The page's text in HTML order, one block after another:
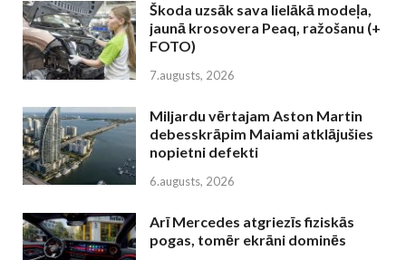
Škoda uzsāk sava lielākā modeļa,
jaunā krosovera Peaq, ražošanu (+
FOTO)
7.augusts, 2026
Miljardu vērtajam Aston Martin
debesskrāpim Maiami atklājušies
nopietni defekti
6.augusts, 2026
Arī Mercedes atgriezīs fiziskās
pogas, tomēr ekrāni dominēs